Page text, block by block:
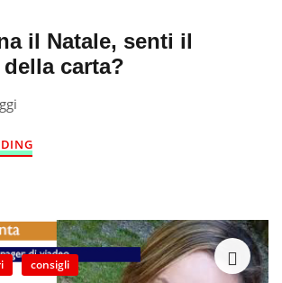
il Natale, senti il
carta?
consigli